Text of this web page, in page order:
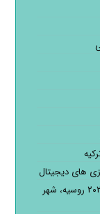
های دیجیتال
نمایشگاه دامپروری و کشاورزی آگرو ولگا ۲۰۲۵ روسیه، شهر